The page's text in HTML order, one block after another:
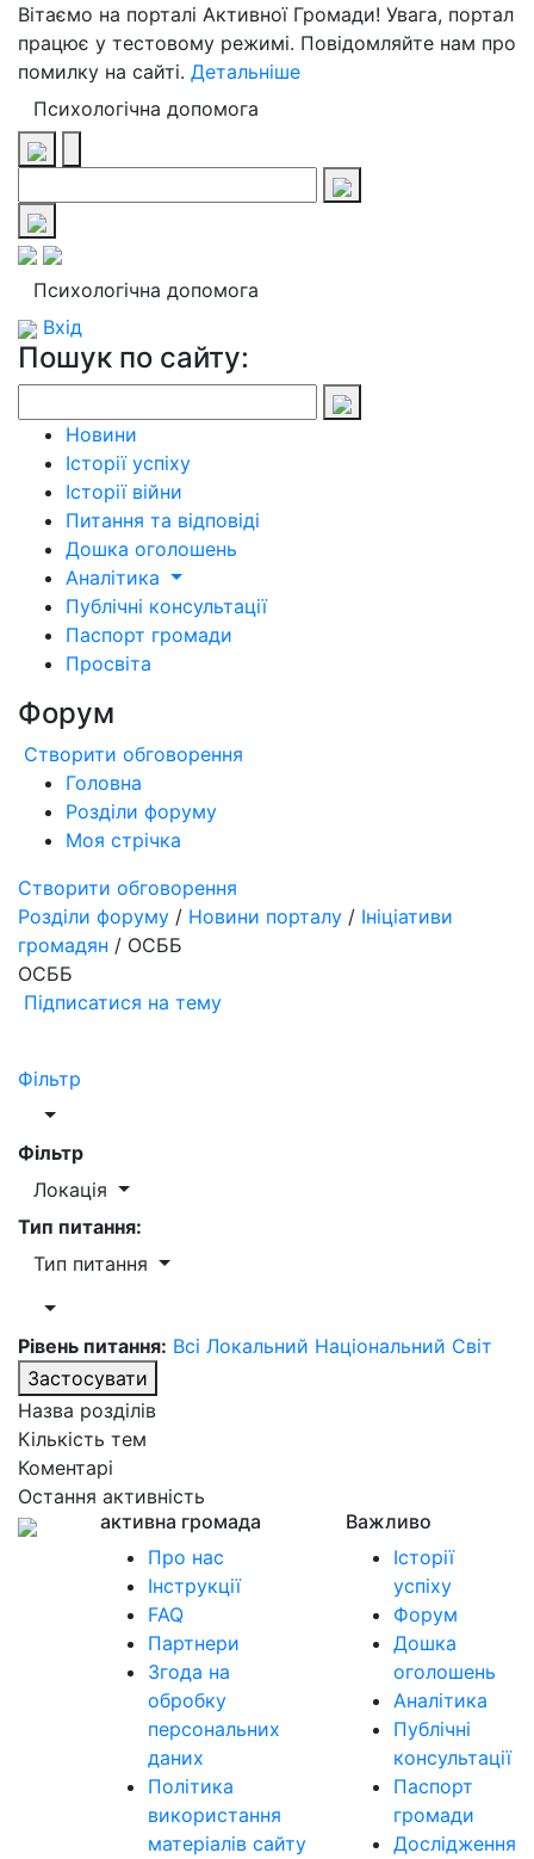
Вітаємо на порталі Активної Громади! Увага, портал
працює у тестовому режимі. Повідомляйте нам про
помилку на сайті. Детальніше
Психологічна допомога
Психологічна допомога
Вхід
Пошук по сайту:
Новини
Історії успіху
Історії війни
Питання та відповіді
Дошка оголошень
Аналітика
Публічні консультації
Паспорт громади
Просвіта
Форум
Створити обговорення
Головна
Розділи форуму
Моя стрічка
Створити обговорення
Розділи форуму / Новини порталу / Ініціативи
громадян / ОСББ
ОСББ
Підписатися на тему
Фільтр
Фільтр
Локація
Тип питання:
Тип питання
Рівень питання: Всі Локальний Національний Світ
Застосувати
Назва розділів
Кількість тем
Коментарі
Остання активність
активна громада
Про нас
Інструкції
FAQ
Партнери
Згода на
обробку
персональних
даних
Політика
використання
матеріалів сайту
Важливо
Історії
успіху
Форум
Дошка
оголошень
Аналітика
Публічні
консультації
Паспорт
громади
Дослідження